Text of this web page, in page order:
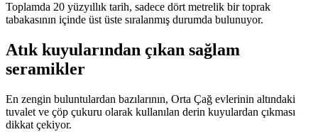
Toplamda 20 yüzyıllık tarih, sadece dört metrelik bir toprak
tabakasının içinde üst üste sıralanmış durumda bulunuyor.
Atık kuyularından çıkan sağlam
seramikler
En zengin buluntulardan bazılarının, Orta Çağ evlerinin altındaki
tuvalet ve çöp çukuru olarak kullanılan derin kuyulardan çıkması
dikkat çekiyor.